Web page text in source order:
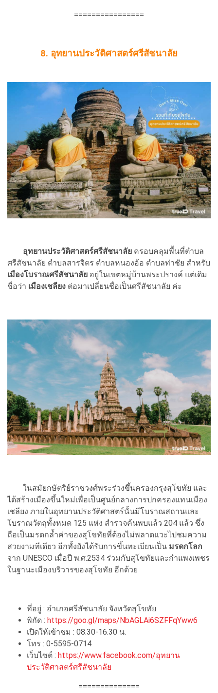
================
8. อุทยานประวัติศาสตร์ศรีสัชนาลัย
อุทยานประวัติศาสตร์ศรีสัชนาลัย ครอบคลุมพื้นที่ตำบล
ศรีสัชนาลัย ตำบลสารจิตร ตำบลหนองอ้อ ตำบลท่าชัย สำหรับ
เมืองโบราณศรีสัชนาลัย อยู่ในเขตหมู่บ้านพระปรางค์ แต่เดิม
ชื่อว่า เมืองเชลียง ต่อมาเปลี่ยนชื่อเป็นศรีสัชนาลัย ค่ะ
ในสมัยกษัตริย์ราชวงศ์พระร่วงขึ้นครองกรุงสุโขทัย และ
ได้สร้างเมืองขึ้นใหม่เพื่อเป็นศูนย์กลางการปกครองแทนเมือง
เชลียง ภายในอุทยานประวัติศาสตร์นั้นมีโบราณสถานและ
โบราณวัตถุทั้งหมด 125 แห่ง สำรวจค้นพบแล้ว 204 แล้ว ซึ่ง
ถือเป็นมรดกล้ำค่าของสุโขทัยที่ต้องไม่พลาดแวะไปชมความ
สวยงามทีเดียว อีกทั้งยังได้รับการขึ้นทะเบียนเป็น มรดกโลก
จาก UNESCO เมื่อปี พ.ศ.2534 ร่วมกับสุโขทัยและกำแพงเพชร
ในฐานะเมืองบริวารของสุโขทัย อีกด้วย
ที่อยู่ : อำเภอศรีสัชนาลัย จังหวัดสุโขทัย
พิกัด : https://goo.gl/maps/NbAGLAi6SZFFqYww6
เปิดให้เข้าชม : 08.30-16.30 น.
โทร : 0-5595-0714
เว็บไซต์ : https://www.facebook.com/อุทยาน
ประวัติศาสตร์ศรีสัชนาลัย
==============